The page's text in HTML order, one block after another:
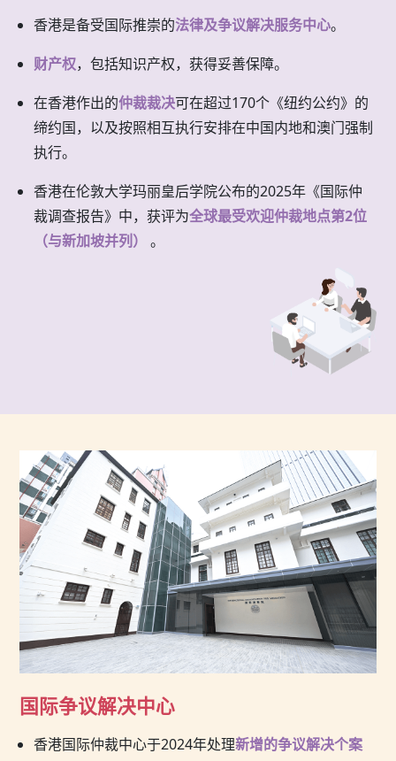
香港是备受国际推崇的法律及争议解决服务中心。
财产权，包括知识产权，获得妥善保障。
在香港作出的仲裁裁决可在超过170个《纽约公约》的
缔约国，以及按照相互执行安排在中国内地和澳门强制
执行。
香港在伦敦大学玛丽皇后学院公布的2025年《国际仲
裁调查报告》中，获评为全球最受欢迎仲裁地点第2位
（与新加坡并列）
。
国际争议解决中心
香港国际仲裁中心于2024年处理新增的争议解决个案